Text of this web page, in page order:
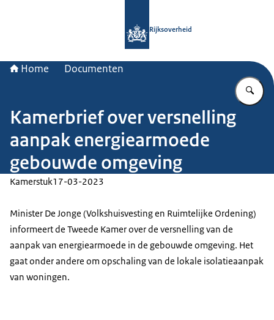
Rijksoverheid
Home Documenten
Kamerbrief over versnelling
aanpak energiearmoede
gebouwde omgeving
Kamerstuk17-03-2023
Minister De Jonge (Volkshuisvesting en Ruimtelijke Ordening)
informeert de Tweede Kamer over de versnelling van de
aanpak van energiearmoede in de gebouwde omgeving. Het
gaat onder andere om opschaling van de lokale isolatieaanpak
van woningen.